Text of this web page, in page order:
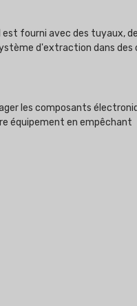
est fourni avec des tuyaux,
d'extraction dans des
les composants
équipement en empêchant